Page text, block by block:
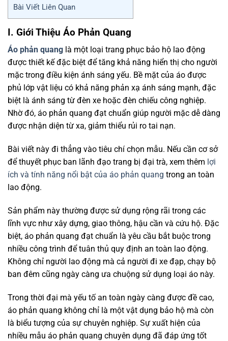
Bài Viết Liên Quan
I. Giới Thiệu Áo Phản Quang
Áo phản quang là một loại trang phục bảo hộ lao động
được thiết kế đặc biệt để tăng khả năng hiển thị cho người
mặc trong điều kiện ánh sáng yếu. Bề mặt của áo được
phủ lớp vật liệu có khả năng phản xạ ánh sáng mạnh, đặc
biệt là ánh sáng từ đèn xe hoặc đèn chiếu công nghiệp.
Nhờ đó, áo phản quang đạt chuẩn giúp người mặc dễ dàng
được nhận diện từ xa, giảm thiểu rủi ro tai nạn.
Bài viết này đi thẳng vào tiêu chí chọn mẫu. Nếu cần cơ sở
để thuyết phục ban lãnh đạo trang bị đại trà, xem thêm lợi
ích và tính năng nổi bật của áo phản quang trong an toàn
lao động.
Sản phẩm này thường được sử dụng rộng rãi trong các
lĩnh vực như xây dựng, giao thông, hậu cần và cứu hộ. Đặc
biệt, áo phản quang đạt chuẩn là yêu cầu bắt buộc trong
nhiều công trình để tuân thủ quy định an toàn lao động.
Không chỉ người lao động mà cả người đi xe đạp, chạy bộ
ban đêm cũng ngày càng ưa chuộng sử dụng loại áo này.
Trong thời đại mà yếu tố an toàn ngày càng được đề cao,
áo phản quang không chỉ là một vật dụng bảo hộ mà còn
là biểu tượng của sự chuyên nghiệp. Sự xuất hiện của
nhiều mẫu áo phản quang chuyên dụng đã đáp ứng tốt